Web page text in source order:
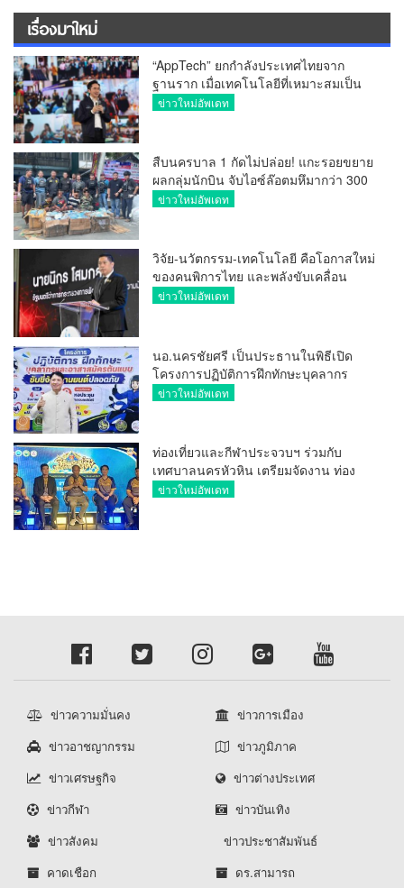
เรื่องมาใหม่
“AppTech” ยกกำลังประเทศไทยจาก
ฐานราก เมื่อเทคโนโลยีที่เหมาะสมเป็น
กลไกยกระดับทุนมนุษย์ หน่วยบริหาร
เพื่อเพิ่มความสามารถการแข่งขันและ
การพัฒนาพื้นที่
ข่าวใหม่อัพเดท
สืบนครบาล 1 กัดไม่ปล่อย! แกะรอยขยาย
ผลกลุ่มนักบิน จับไอซ์ล๊อตมหึมากว่า 300
โล ก่อนเข้ากลางกรุง
ข่าวใหม่อัพเดท
วิจัย-นวัตกรรม-เทคโนโลยี คือโอกาสใหม่
ของคนพิการไทย และพลังขับเคลื่อน
เศรษฐกิจประเทศ
ข่าวใหม่อัพเดท
นอ.นครชัยศรี เป็นประธานในพิธีเปิด
โครงการปฏิบัติการฝึกทักษะบุคลากร
ต้นแบบขับขี่รถจักรยานยนต์ปลอดภัย รุ่น
ข่าวใหม่อัพเดท
ท่องเที่ยวและกีฬาประจวบฯ ร่วมกับ
เทศบาลนครหัวหิน เตรียมจัดงาน ท่อง
เที่ยวเชิงประวัติศาสตร์จ.ประจวบฯ “ใต้
ข่าวใหม่อัพเดท
ข่าวความมั่นคง
ข่าวการเมือง
ข่าวอาชญากรรม
ข่าวภูมิภาค
ข่าวเศรษฐกิจ
ข่าวต่างประเทศ
ข่าวกีฬา
ข่าวบันเทิง
ข่าวสังคม
ข่าวประชาสัมพันธ์
คาดเชือก
ดร.สามารถ